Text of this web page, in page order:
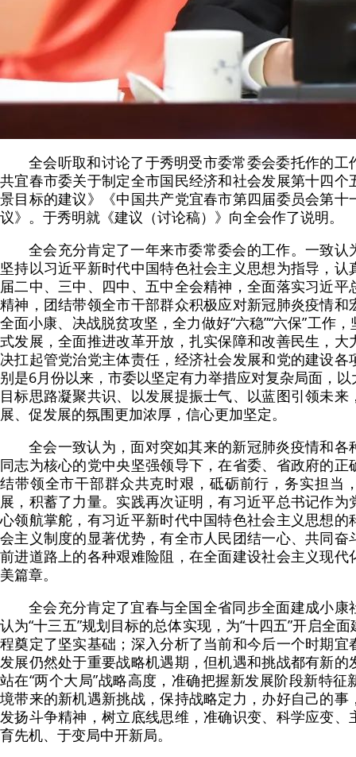
全会听取和讨论了于秀明受市委常委会委托作的工
共宜春市委关于制定全市国民经济和社会发展第十四个
景目标的建议》《中国共产党宜春市第四届委员会第十
议》。于秀明就《建议（讨论稿）》向全会作了说明。
全会充分肯定了一年来市委常委会的工作。一致认
坚持以习近平新时代中国特色社会主义思想为指导，认
届二中、三中、四中、五中全会精神，全面落实习近
精神，团结带领全市干部群众积极应对新冠肺炎疫情和
全面小康、决战脱贫攻坚，全力做好“六稳”“六保”工作
式发展，全面推进改革开放，扎实保障和改善民生，大
决扛起管党治党主体责任，经济社会发展和党的建设各
别是6月份以来，市委以坚定有力举措应对复杂局面，
目标思路凝聚共识、以发展提振士气、以蓝图引领未
展、促发展的氛围更加浓厚，信心更加坚定。
全会一致认为，面对突如其来的新冠肺炎疫情和各
同志为核心的党中央坚强领导下，在省委、省政府的正
结带领全市干部群众共克时艰，砥砺前行，务实担当
展，积蓄了力量。实践再次证明，有习近平总书记作
心领航掌舵，有习近平新时代中国特色社会主义思想的
会主义制度的显著优势，有全市人民团结一心、共同奋
前进道路上的各种艰难险阻，在全面建设社会主义现代
美篇章。
全会充分肯定了宜春与全国全省同步全面建成小康
认为“十三五”规划目标的总体实现，为“十四五”开启全
程奠定了坚实基础；深入分析了当前和今后一个时期宜
发展仍然处于重要战略机遇期，但机遇和挑战都有新的
站在“两个大局”战略高度，准确把握新发展阶段新特
境带来的新机遇新挑战，保持战略定力，办好自己的事
发扬斗争精神，树立底线思维，准确识变、科学应变、
育先机、于变局中开新局。